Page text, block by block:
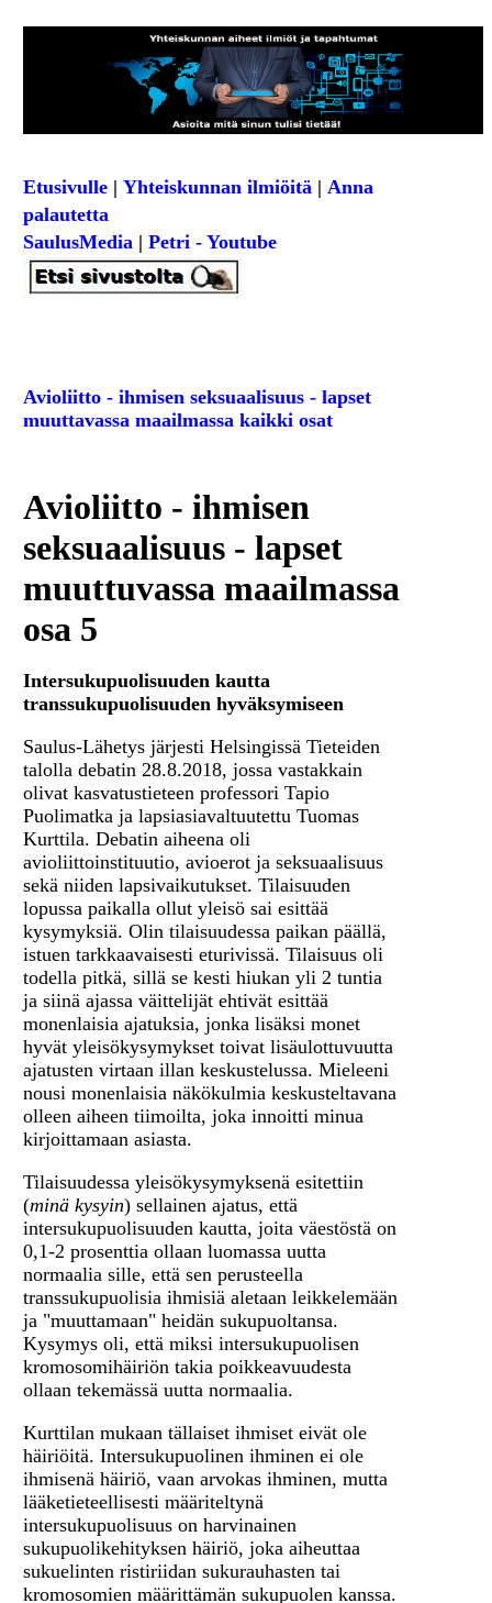
Etusivulle |Yhteiskunnan ilmiöitä |Anna
palautetta
SaulusMedia |Petri - Youtube
Avioliitto - ihmisen seksuaalisuus - lapset
muuttavassa maailmassa kaikki osat
Avioliitto - ihmisen
seksuaalisuus - lapset
muuttuvassa maailmassa
osa 5
Intersukupuolisuuden kautta
transsukupuolisuuden hyväksymiseen
Saulus-Lähetys järjesti Helsingissä Tieteiden
talolla debatin 28.8.2018, jossa vastakkain
olivat kasvatustieteen professori Tapio
Puolimatka ja lapsiasiavaltuutettu Tuomas
Kurttila. Debatin aiheena oli
avioliittoinstituutio, avioerot ja seksuaalisuus
sekä niiden lapsivaikutukset. Tilaisuuden
lopussa paikalla ollut yleisö sai esittää
kysymyksiä. Olin tilaisuudessa paikan päällä,
istuen tarkkaavaisesti eturivissä. Tilaisuus oli
todella pitkä, sillä se kesti hiukan yli 2 tuntia
ja siinä ajassa väittelijät ehtivät esittää
monenlaisia ajatuksia, jonka lisäksi monet
hyvät yleisökysymykset toivat lisäulottuvuutta
ajatusten virtaan illan keskustelussa. Mieleeni
nousi monenlaisia näkökulmia keskusteltavana
olleen aiheen tiimoilta, joka innoitti minua
kirjoittamaan asiasta.
Tilaisuudessa yleisökysymyksenä esitettiin
(minä kysyin) sellainen ajatus, että
intersukupuolisuuden kautta, joita väestöstä on
0,1-2 prosenttia ollaan luomassa uutta
normaalia sille, että sen perusteella
transsukupuolisia ihmisiä aletaan leikkelemään
ja "muuttamaan" heidän sukupuoltansa.
Kysymys oli, että miksi intersukupuolisen
kromosomihäiriön takia poikkeavuudesta
ollaan tekemässä uutta normaalia.
Kurttilan mukaan tällaiset ihmiset eivät ole
häiriöitä. Intersukupuolinen ihminen ei ole
ihmisenä häiriö, vaan arvokas ihminen, mutta
lääketieteellisesti määriteltynä
intersukupuolisuus on harvinainen
sukupuolikehityksen häiriö, joka aiheuttaa
sukuelinten ristiriidan sukurauhasten tai
kromosomien määrittämän sukupuolen kanssa.